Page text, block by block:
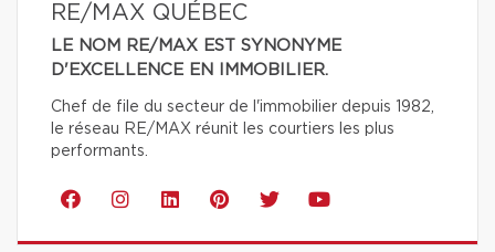
RE/MAX QUÉBEC
LE NOM RE/MAX EST SYNONYME
D'EXCELLENCE EN IMMOBILIER.
Chef de file du secteur de l'immobilier depuis 1982,
le réseau RE/MAX réunit les courtiers les plus
performants.